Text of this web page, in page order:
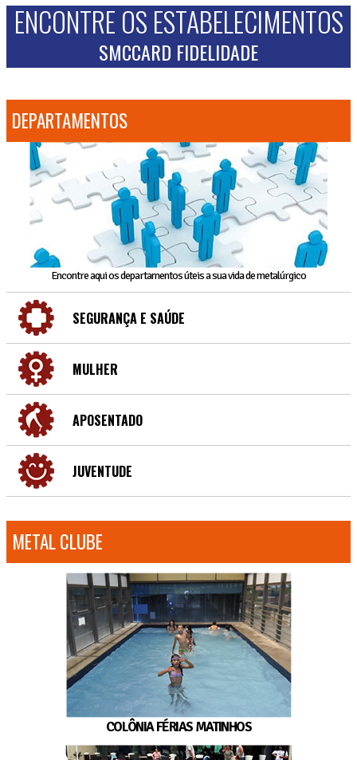
ENCONTRE OS ESTABELECIMENTOS
SMCCARD FIDELIDADE
DEPARTAMENTOS
Encontre aqui os departamentos úteis a sua vida de metalúrgico
SEGURANÇA E SAÚDE
MULHER
APOSENTADO
JUVENTUDE
METAL CLUBE
COLÔNIA FÉRIAS MATINHOS